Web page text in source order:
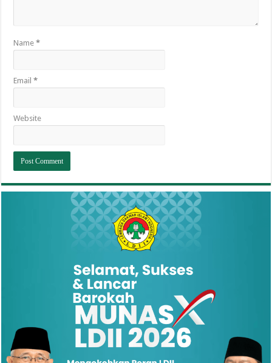
Name*
Email*
Website